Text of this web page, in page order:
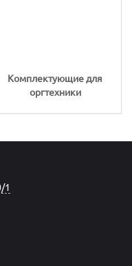
Комплектующие для
оргтехники
1